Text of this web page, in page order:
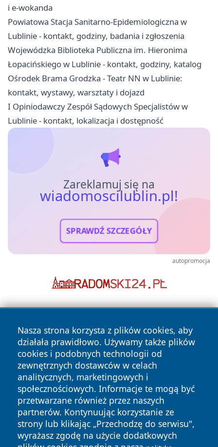
i e-wokanda
Powiatowa Stacja Sanitarno-Epidemiologiczna w
Lublinie - kontakt, godziny, badania i zgłoszenia
Wojewódzka Biblioteka Publiczna im. Hieronima
Łopacińskiego w Lublinie - kontakt, godziny, katalog
Ośrodek Brama Grodzka - Teatr NN w Lublinie:
kontakt, wystawy, warsztaty i dojazd
I Opiniodawczy Zespół Sądowych Specjalistów w
Lublinie - kontakt, lokalizacja i dostępność
Zareklamuj się na
wiadomoscilublin.pl!
SPRAWDŹ SZCZEGÓŁY
autopromocja
Nasza strona korzysta z plików cookies, aby
działała prawidłowo. Używamy także plików
cookies i podobnych technologii od
zewnętrznych dostawców w celach
analitycznych, marketingowych i
społecznościowych. Informacje te mogą być
przetwarzane również przez naszych
partnerów. Kontynuując korzystanie ze
strony lub klikając „Przechodzę do serwisu",
wyrażasz zgodę na użycie dodatkowych
Copyright © 2026 wiadomoscilublin.pl Wszystkie prawa
zastrzeżone.
News Autorzy
Polityka
Prywatności
Polityka
Cookies